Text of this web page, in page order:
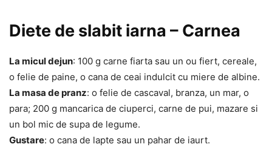
Diete de slabit iarna – Carnea
La micul dejun: 100 g carne fiarta sau un ou fiert, cereale,
o felie de paine, o cana de ceai indulcit cu miere de albine.
La masa de pranz: o felie de cascaval, branza, un mar, o
para; 200 g mancarica de ciuperci, carne de pui, mazare si
un bol mic de supa de legume.
Gustare: o cana de lapte sau un pahar de iaurt.